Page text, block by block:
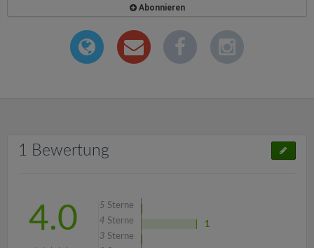
Abonnieren
1 Bewertung
4.0 5 Sterne
4 Sterne
1
3 Sterne